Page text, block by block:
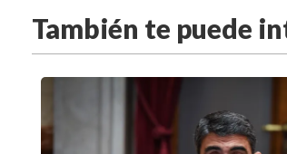
También te puede